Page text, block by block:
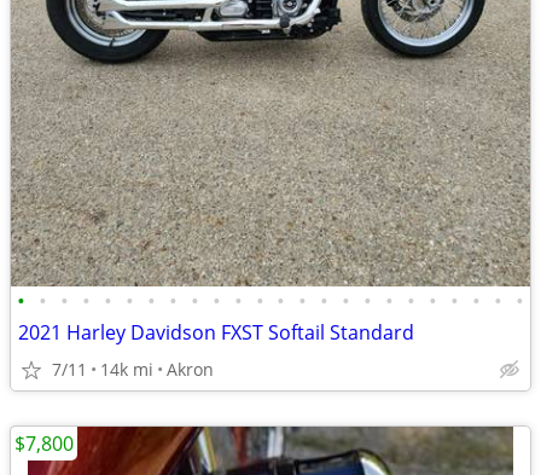
• • • • • • • • • • • • • • • • • • • • • • • •
2021 Harley Davidson FXST Softail Standard
7/11 14k mi Akron
$7,800